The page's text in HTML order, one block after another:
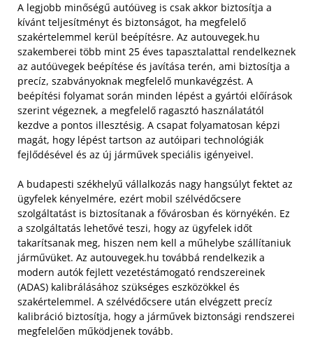
A legjobb minőségű autóüveg is csak akkor biztosítja a
kívánt teljesítményt és biztonságot, ha megfelelő
szakértelemmel kerül beépítésre. Az autouvegek.hu
szakemberei több mint 25 éves tapasztalattal rendelkeznek
az autóüvegek beépítése és javítása terén, ami biztosítja a
precíz, szabványoknak megfelelő munkavégzést. A
beépítési folyamat során minden lépést a gyártói előírások
szerint végeznek, a megfelelő ragasztó használatától
kezdve a pontos illesztésig. A csapat folyamatosan képzi
magát, hogy lépést tartson az autóipari technológiák
fejlődésével és az új járművek speciális igényeivel.
A budapesti székhelyű vállalkozás nagy hangsúlyt fektet az
ügyfelek kényelmére, ezért mobil szélvédőcsere
szolgáltatást is biztosítanak a fővárosban és környékén. Ez
a szolgáltatás lehetővé teszi, hogy az ügyfelek időt
takarítsanak meg, hiszen nem kell a műhelybe szállítaniuk
járművüket. Az autouvegek.hu továbbá rendelkezik a
modern autók fejlett vezetéstámogató rendszereinek
(ADAS) kalibrálásához szükséges eszközökkel és
szakértelemmel. A szélvédőcsere után elvégzett precíz
kalibráció biztosítja, hogy a járművek biztonsági rendszerei
megfelelően működjenek tovább.